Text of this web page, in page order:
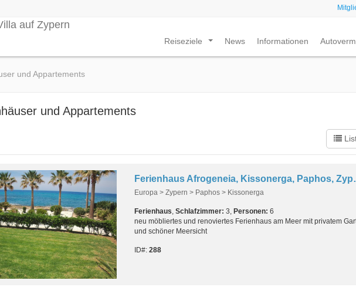
Reiseziele News Informationen
und Appartements
und Appartements
Europa > Zypern > Paphos > Kissonerga
Ferienhaus, Schlafzimmer: 3, Personen: 6
neu möbliertes und renoviertes Ferienhaus am Meer mit privatem
und schöner Meersicht
ID#: 288